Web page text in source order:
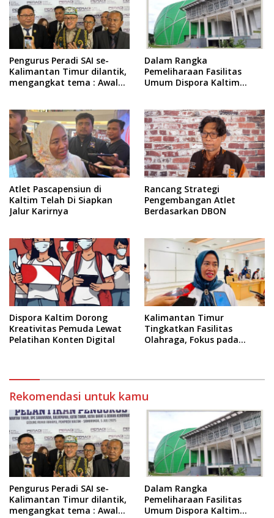
Pengurus Peradi SAI se-
Kalimantan Timur dilantik,
mengangkat tema : Awal
Dalam Rangka
Pemeliharaan Fasilitas
Umum Dispora Kaltim
Atlet Pascapensiun di
Kaltim Telah Di Siapkan
Jalur Karirnya
Rancang Strategi
Pengembangan Atlet
Berdasarkan DBON
Dispora Kaltim Dorong
Kreativitas Pemuda Lewat
Pelatihan Konten Digital
Kalimantan Timur
Tingkatkan Fasilitas
Olahraga, Fokus pada
Rekomendasi untuk kamu
Pengurus Peradi SAI se-
Kalimantan Timur dilantik,
mengangkat tema : Awal
Dalam Rangka
Pemeliharaan Fasilitas
Umum Dispora Kaltim